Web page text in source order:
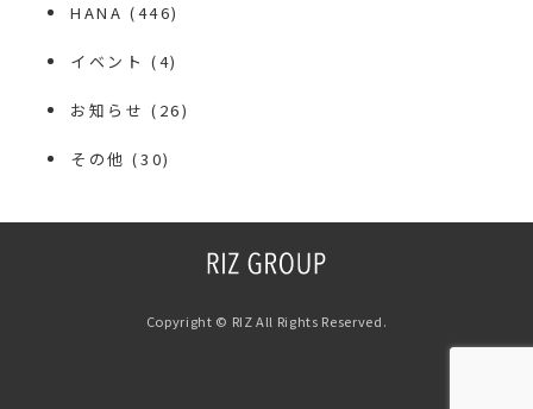
HANA (446)
イベント (4)
お知らせ (26)
その他 (30)
Copyright © RIZ All Rights Reserved.